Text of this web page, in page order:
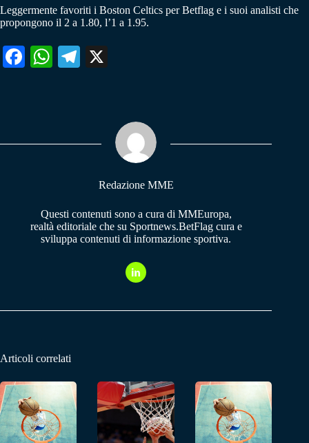
Leggermente favoriti i Boston Celtics per Betflag e i suoi analisti che
propongono il 2 a 1.80, l’1 a 1.95.
Fa W
pp
Te
m
Redazione MME
Questi contenuti sono a cura di MMEuropa,
realtà editoriale che su Sportnews.BetFlag cura e
sviluppa contenuti di informazione sportiva.
Articoli correlati